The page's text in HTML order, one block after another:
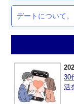
デートについて。
30
活